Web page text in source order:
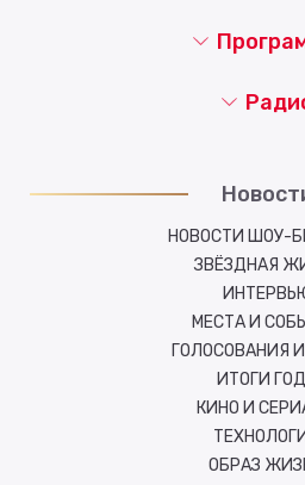
НОВОСТИ ШОУ-
ЗВЁЗДНАЯ
МЕСТА И
ГОЛОСОВАНИЯ
ИТОГИ
КИНО И
ОБРАЗ